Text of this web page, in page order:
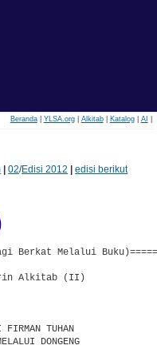
Beranda| YLSA.org| Alkitab| Katalog| AI
|02/Edisi 2012 |edisi berikut
Berkat Melalui
Alkitab (II)
FIRMAN TUHAN
DONGENG